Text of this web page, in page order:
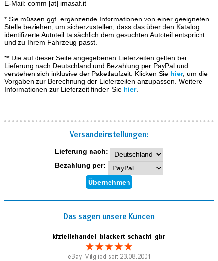
E-Mail: comm [at] imasaf.it
* Sie müssen ggf. ergänzende Informationen von einer geeigneten
Stelle beziehen, um sicherzustellen, dass das über den Katalog
identifizerte Autoteil tatsächlich dem gesuchten Autoteil entspricht
und zu Ihrem Fahrzeug passt.
** Die auf dieser Seite angegebenen Lieferzeiten gelten bei
Lieferung nach Deutschland und Bezahlung per PayPal und
verstehen sich inklusive der Paketlaufzeit. Klicken Sie hier, um die
Vorgaben zur Berechnung der Lieferzeiten anzupassen. Weitere
Informationen zur Lieferzeit finden Sie hier.
Versand­einstellungen:
Lieferung nach:
Bezahlung per:
Das sagen unsere Kunden